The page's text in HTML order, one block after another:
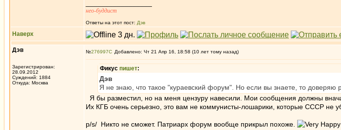
нео-буддист
Ответы на этот пост: Дэв
Наверх
Дэв
Зарегистрирован:
28.09.2012
Суждений: 1884
Откуда: Москва
№276997 Добавлено: Чт 21 Апр 16, 18:58 (10 лет тому назад)
Фикус пишет:
Дэв
Я не знаю, что такое "кураевский форум". Но если вы знаете, то доверяю
Я бы разместил, но на меня цензуру навесили. Мои сообщения должны
Их КГБ очень серьезно, это вам не коммунисты-лошарики, которые СССР не
p/s/ Никто не сможет. Патриарх форум вообще прикрыл похоже.